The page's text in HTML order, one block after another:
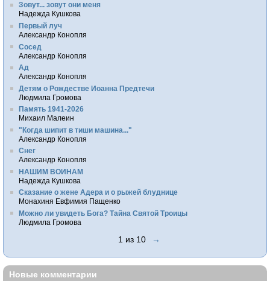
Зовут... зовут они меня
Надежда Кушкова
Первый луч
Александр Конопля
Сосед
Александр Конопля
Ад
Александр Конопля
Детям о Рождестве Иоанна Предтечи
Людмила Громова
Память 1941-2026
Михаил Малеин
"Когда шипит в тиши машина..."
Александр Конопля
Снег
Александр Конопля
НАШИМ ВОИНАМ
Надежда Кушкова
Сказание о жене Адера и о рыжей блуднице
Монахиня Евфимия Пащенко
Можно ли увидеть Бога? Тайна Святой Троицы
Людмила Громова
1 из 10 →
Новые комментарии